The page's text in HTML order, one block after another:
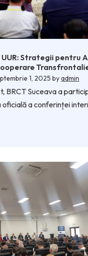
Strategii pentru
1, 2025 byadmin
BRCT Suceava a
oficială a conferinței